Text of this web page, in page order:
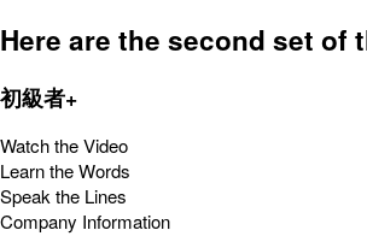
Here are the second set of
初級者+
Watch the Video
Learn the Words
Speak the Lines
Company Information